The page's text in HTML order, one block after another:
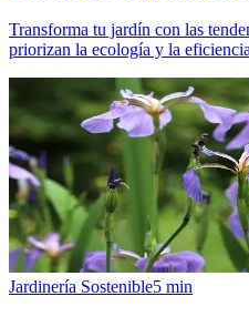
Transforma tu jardín con las
priorizan la ecología y la
Jardinería Sostenible5 min